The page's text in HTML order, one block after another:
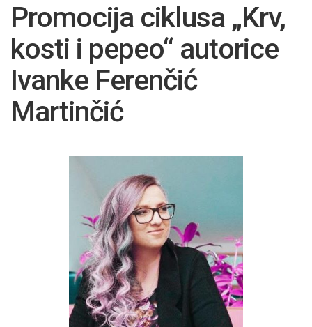
Promocija ciklusa „Krv,
kosti i pepeo“ autorice
Ivanke Ferenčić
Martinčić